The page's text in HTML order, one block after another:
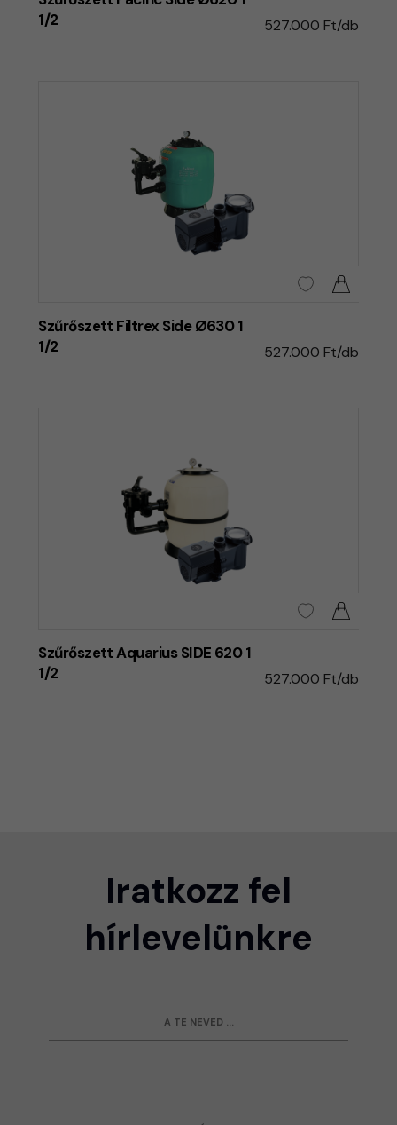
1/2
527.000 Ft/db
Szűrőszett Filtrex Side Ø630 1
1/2
527.000 Ft/db
Szűrőszett Aquarius SIDE 620 1
1/2
527.000 Ft/db
Iratkozz fel
hírlevelünkre